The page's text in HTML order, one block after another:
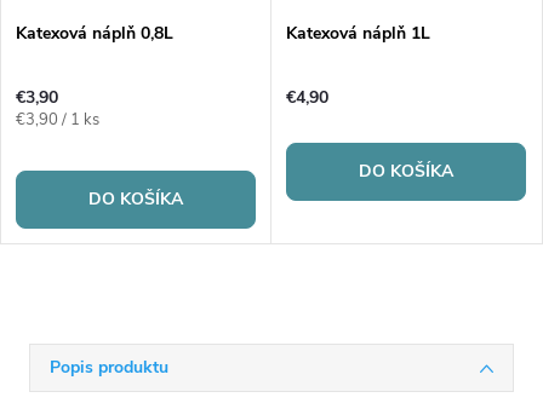
Popis produktu
Katexová náplň 0,8L
€3,90
Jednotková
€3,90 / 1 ks
DO KOŠÍKA
Katexová náplň 1L
€4,90
DO KOŠÍKA